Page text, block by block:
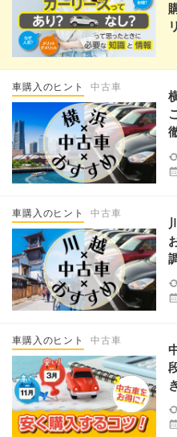
車購入のヒント 中古車
車購入のヒント 中古車
車購入のヒント 中古車